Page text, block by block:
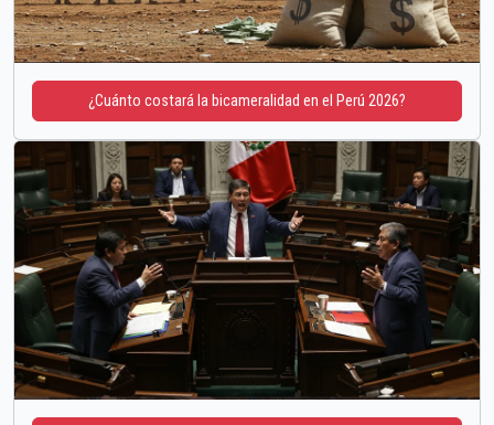
¿Cuánto costará la bicameralidad en el Perú 2026?